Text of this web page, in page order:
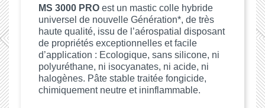
MS 3000 PRO est un mastic colle hybride
universel de nouvelle Génération*, de très
haute qualité, issu de l’aérospatial disposant
de propriétés exceptionnelles et facile
d’application : Ecologique, sans silicone, ni
polyuréthane, ni isocyanates, ni acide, ni
halogènes. Pâte stable traitée fongicide,
chimiquement neutre et ininflammable.